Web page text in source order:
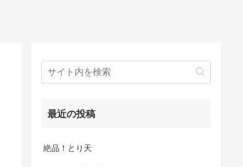
最近の投稿
絶品！とり天